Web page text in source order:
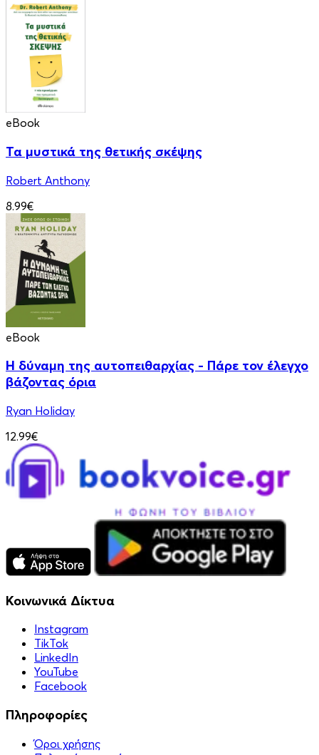
eBook
Τα μυστικά της θετικής σκέψης
Robert Anthony
8.99€
eBook
Η δύναμη της αυτοπειθαρχίας - Πάρε τον έλεγχο
βάζοντας όρια
Ryan Holiday
12.99€
Κοινωνικά Δίκτυα
Instagram
TikTok
LinkedIn
YouTube
Facebook
Πληροφορίες
Όροι χρήσης